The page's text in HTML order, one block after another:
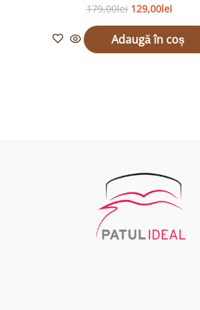
179,00lei 129,00lei
Adaugă în coș